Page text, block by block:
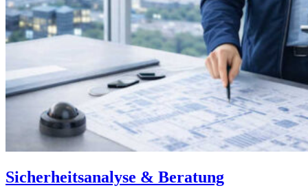
Sicherheitsanalyse & Beratung